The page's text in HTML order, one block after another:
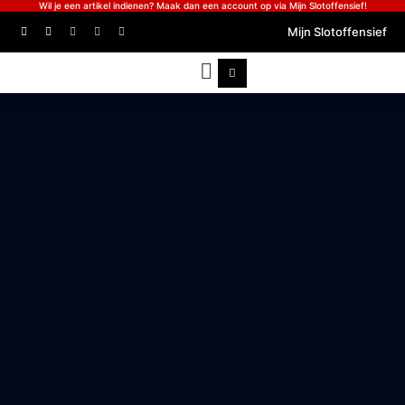
Wil je een artikel indienen? Maak dan een account op via Mijn Slotoffensief!
Mijn Slotoffensief